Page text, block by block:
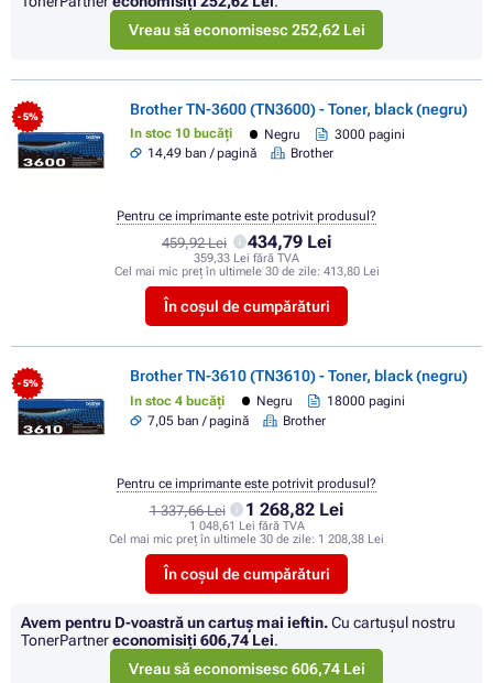
Vreau să economisesc 252,62 Lei
- 5% Brother TN-3600 (TN3600) - Toner, black (negru)
In stoc 10 bucăți Negru
3000 pagini
14,49 ban / pagină
Brother
459,92 Lei 434,79 Lei
359,33 Lei fără TVA
Cel mai mic preț în ultimele 30 de zile: 413,80 Lei
În coșul de cumpărături
Pentru ce imprimante este potrivit produsul?
- 5% Brother TN-3610 (TN3610) - Toner, black (negru)
In stoc 4 bucăți Negru
18000 pagini
7,05 ban / pagină
Brother
1 337,66 Lei 1 268,82 Lei
1 048,61 Lei fără TVA
Cel mai mic preț în ultimele 30 de zile: 1 208,38 Lei
În coșul de cumpărături
Pentru ce imprimante este potrivit produsul?
Avem pentru D-voastră un cartuș mai ieftin.Cu cartuşul nostru
TonerPartnereconomisiţi 606,74 Lei.
Vreau să economisesc 606,74 Lei